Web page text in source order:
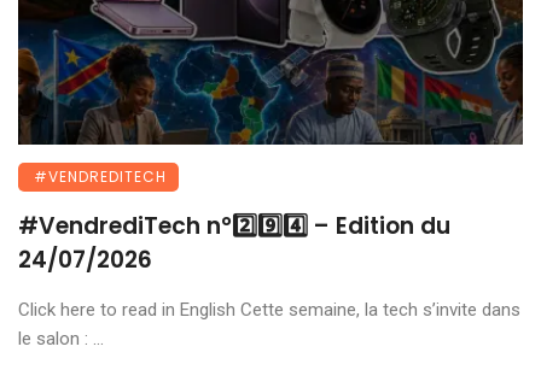
#VENDREDITECH
#VendrediTech n°2️⃣9️⃣4️⃣ – Edition du
24/07/2026
Click here to read in English Cette semaine, la tech s’invite dans
le salon : ...